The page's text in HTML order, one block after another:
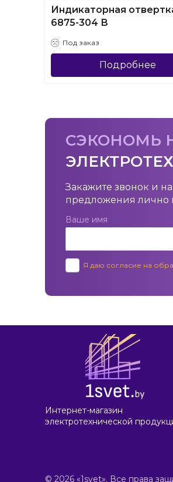
Индикаторная
6875-304 В
Под заказ
Подробнее
СЭКОНОМЬ
Закажите звонок и
предложения лично
Ваше имя
Я даю согласие на
Интернет-магазин
электротехнической
© 2026 «1svet». Все права